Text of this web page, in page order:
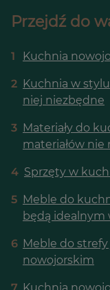
Przejdź do
1 Kuchnia
2 Kuchnia w
niej niezbędne
3 Materiały do
materiałów nie
4 Sprzęty w
5 Meble do
będą idealnym
6 Meble do
nowojorskim